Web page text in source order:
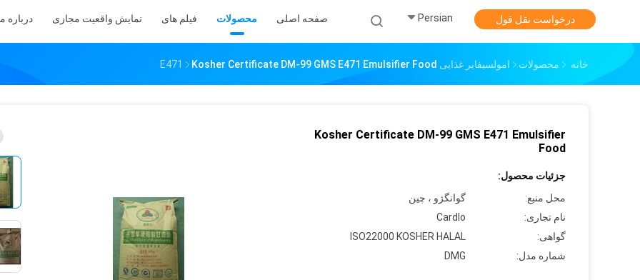
صفحه اصلی محصولات فیلم های نمایش واقعیت مجازی درباره Persian درخواست نقل قول
خانه محصولات امولسیفایر غذایی E471 Kosher Certificate DM-99 GMS E471 Emulsifier Food
Kosher Certificate DM-99 GMS E471 Emulsifier
Food
جزئیات محصول:
محل منبع:
گوانگژو ، چین
نام تجاری:
Cardlo
گواهی:
ISO22000 KOSHER HALAL
شماره مدل:
DMG